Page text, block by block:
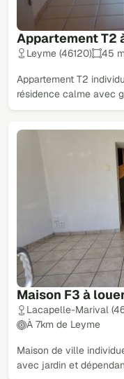
Appartement T2
Leyme (46120) 45
Appartement T2
résidence calme avec
Maison F3 à
Lacapelle-Marival
À 7km de Leyme
Maison de ville
avec jardin et